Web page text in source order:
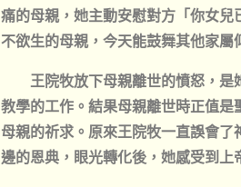
痛的母親，她主動安慰對方「你女
不欲生的母親，今天能鼓舞其他家屬
王院牧放下母親離世的憤怒，
教學的工作。結果母親離世時正值
母親的祈求。原來王院牧一直誤會
邊的恩典，眼光轉化後，她感受到上